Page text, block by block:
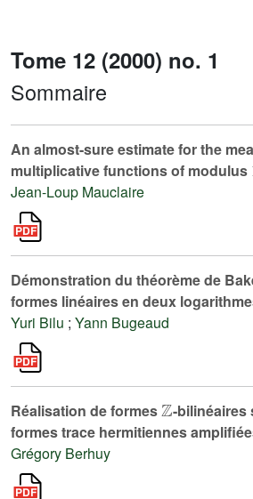
Tome 12 (2000) no. 1
Sommaire
An almost-sure estimate for the
multiplicative functions of modulus
Jean-Loup Mauclaire
Démonstration du théorème de
formes linéaires en deux
Yuri Bilu ; Yann Bugeaud
Réalisation de formes
-bilinéaires
formes trace hermitiennes
Grégory Berhuy